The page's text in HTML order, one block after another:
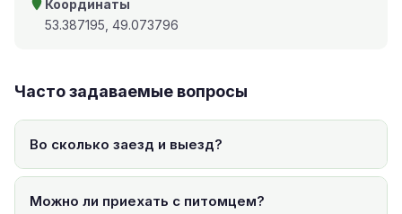
Координаты
53.387195, 49.073796
Часто задаваемые вопросы
Во сколько заезд и выезд?
Можно ли приехать с питомцем?